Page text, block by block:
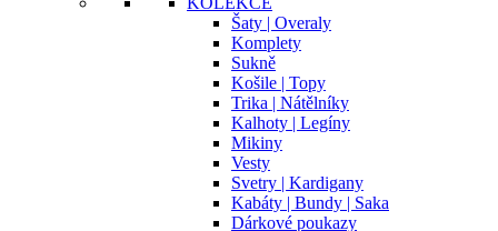
Šaty | Overaly
Komplety
Sukně
Košile | Topy
Trika | Nátělníky
Kalhoty | Legíny
Mikiny
Vesty
Svetry | Kardigany
Kabáty | Bundy | Saka
Dárkové poukazy